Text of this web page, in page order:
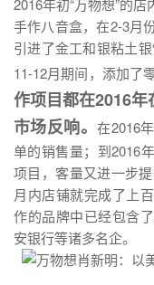
2016年初“万物想”的
手作八音盒，在2-3月
引进了金工和银粘土
11-12月期间，添加了
作项目都在2016
市场反响。在2016
单的销售量；到2016
项目，客量又进一步
月内店铺就完成了上
作的品牌中已经包含
安银行等诸多名企。